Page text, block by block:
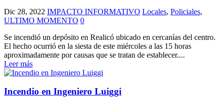
Dic 28, 2022 IMPACTO INFORMATIVO Locales, Policiales,
ULTIMO MOMENTO 0
Se incendió un depósito en Realicó ubicado en cercanías del centro.
El hecho ocurrió en la siesta de este miércoles a las 15 horas
aproximadamente por causas que se tratan de establecer....
Leer más
Incendio en Ingeniero Luiggi